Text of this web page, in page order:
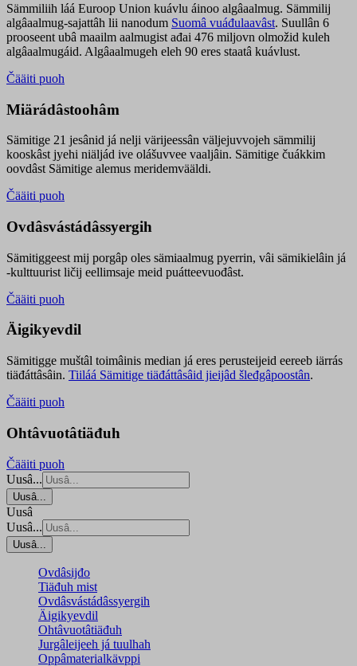
Sämmiliih láá Euroop Union kuávlu áinoo algâaalmug. Sämmilij
algâaalmug-sajattâh lii nanodum Suomâ vuáđulaavâst. Suullân 6
prooseent ubâ maailm aalmugist ađai 476 miljovn olmožid kuleh
algâaalmugáid. Algâaalmugeh eleh 90 eres staatâ kuávlust.
Čääiti puoh
Miärádâstoohâm
Sämitige 21 jesânid já nelji värijeessân väljejuvvojeh sämmilij
kooskâst jyehi niäljád ive olášuvvee vaaljâin. Sämitige čuákkim
oovdâst Sämitige alemus meridemvääldi.
Čääiti puoh
Ovdâsvástádâssyergih
Sämitiggeest mij porgâp oles sämiaalmug pyerrin, vâi sämikielâin já
-kulttuurist ličij eellimsaje meid puátteevuođâst.
Čääiti puoh
Äigikyevdil
Sämitigge muštâl toimâinis median já eres perusteijeid eereeb iärrás
tiäđáttâsâin. Tiiláá Sämitige tiäđáttâsâid jieijâd šleđgâpoostân.
Čääiti puoh
Ohtâvuotâtiäđuh
Čääiti puoh
Uusâ...
Uusâ...
Uusâ
Uusâ...
Uusâ...
Ovdâsijđo
Tiäđuh mist
Ovdâsvástádâssyergih
Äigikyevdil
Ohtâvuotâtiäđuh
Jurgâleijeeh já tuulhah
Oppâmaterialkävppi